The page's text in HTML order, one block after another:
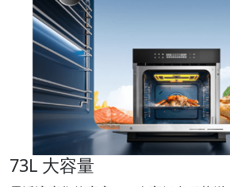
73L 大容量